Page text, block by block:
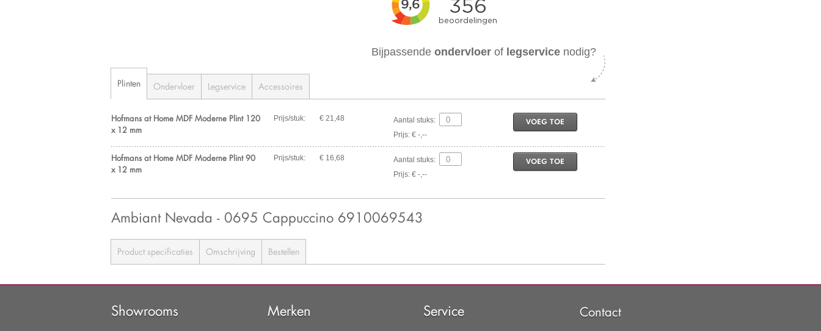
Bijpassendeondervloer of legservice nodig?
Plinten Ondervloer Legservice Accessoires
Hofmans at Home MDF Moderne Plint 120
x 12 mm
Prijs/stuk: € 21,48
Aantal stuks:
Prijs: € -,--
VOEG TOE
Hofmans at Home MDF Moderne Plint 90
x 12 mm
Prijs/stuk: € 16,68
Aantal stuks:
Prijs: € -,--
VOEG TOE
Ambiant Nevada - 0695 Cappuccino 6910069543
Product specificaties Omschrijving Bestellen
Showrooms Merken Service Contact